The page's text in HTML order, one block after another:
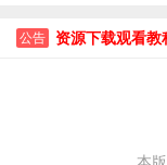
公告 资源下载观看教